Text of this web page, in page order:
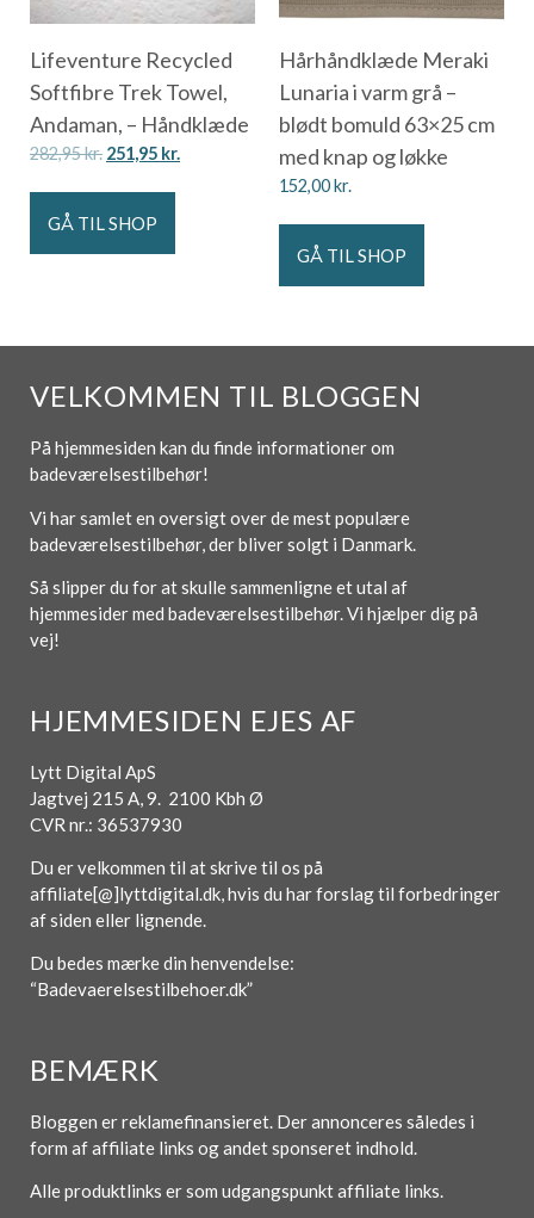
Lifeventure Recycled
Softfibre Trek Towel,
Andaman, – Håndklæde
282,95kr. 251,95 kr.
GÅ TIL SHOP
Hårhåndklæde Meraki
Lunaria i varm grå –
blødt bomuld 63×25 cm
med knap og løkke
152,00kr.
GÅ TIL SHOP
VELKOMMEN TIL BLOGGEN
På hjemmesiden kan du finde informationer om
badeværelsestilbehør!
Vi har samlet en oversigt over de mest populære
badeværelsestilbehør, der bliver solgt i Danmark.
Så slipper du for at skulle sammenligne et utal af
hjemmesider med badeværelsestilbehør. Vi hjælper dig på
vej!
HJEMMESIDEN EJES AF
Lytt Digital ApS
Jagtvej 215 A, 9. 2100 Kbh Ø
CVR nr.: 36537930
Du er velkommen til at skrive til os på
affiliate[@]lyttdigital.dk, hvis du har forslag til forbedringer
af siden eller lignende.
Du bedes mærke din henvendelse:
“Badevaerelsestilbehoer.dk”
BEMÆRK
Bloggen er reklamefinansieret. Der annonceres således i
form af affiliate links og andet sponseret indhold.
Alle produktlinks er som udgangspunkt affiliate links.